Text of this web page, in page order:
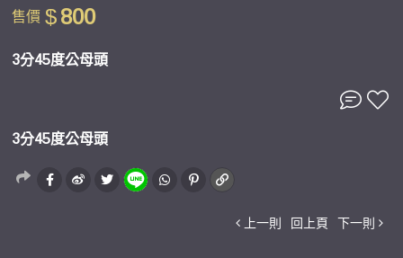
售價 $800
3分45度公母頭
3分45度公母頭
上一則 回上頁 下一則